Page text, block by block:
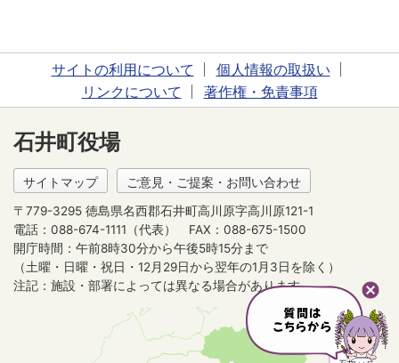
サイトの利用について
個人情報の取扱い
リンクについて
著作権・免責事項
石井町役場
サイトマップ ご意見・ご提案・お問い合わせ
〒779-3295 徳島県名西郡石井町高川原字高川原121-1
電話：088-674-1111（代表）
FAX：088-675-1500
開庁時間：午前8時30分から午後5時15分まで
（土曜・日曜・祝日・12月29日から翌年の1月3日を除く）
注記：施設・部署によっては異なる場合があります。